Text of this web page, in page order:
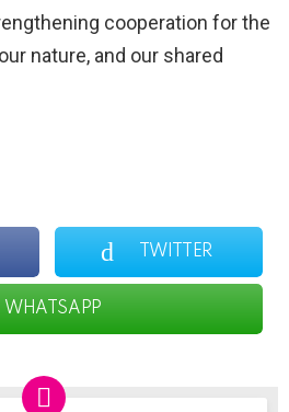
cooperation for the
nature, and our shared
TWITTER
WHATSAPP